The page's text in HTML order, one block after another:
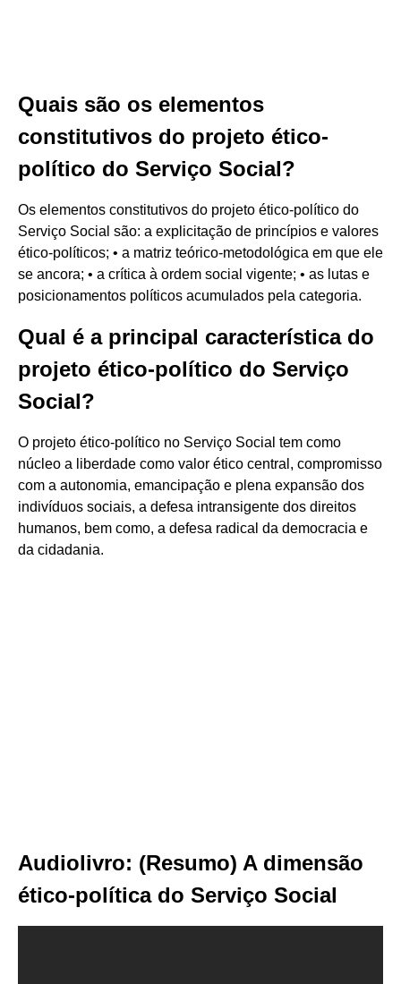
Quais são os elementos
constitutivos do projeto ético-
político do Serviço Social?
Os elementos constitutivos do projeto ético-político do
Serviço Social são: a explicitação de princípios e valores
ético-políticos; • a matriz teórico-metodológica em que ele
se ancora; • a crítica à ordem social vigente; • as lutas e
posicionamentos políticos acumulados pela categoria.
Qual é a principal característica do
projeto ético-político do Serviço
Social?
O projeto ético-político no Serviço Social tem como
núcleo a liberdade como valor ético central, compromisso
com a autonomia, emancipação e plena expansão dos
indivíduos sociais, a defesa intransigente dos direitos
humanos, bem como, a defesa radical da democracia e
da cidadania.
Audiolivro: (Resumo) A dimensão
ético-política do Serviço Social